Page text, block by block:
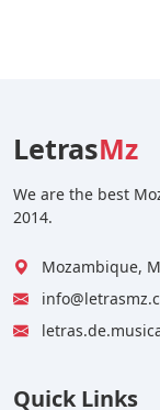
LetrasMz
We are the best
2014.
Mozambique,
Quick Links